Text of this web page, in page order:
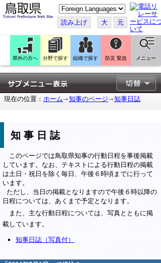
こ
の
ペ
ー
ジ
翻
訳
す
る
読み上げ 大 元
県外の方へ 分野で探す 組織で探す 防災 緊急 メニュー
現在の位置： ホーム 知事のページ 知事日誌
知事日誌
このページでは鳥取県知事の行動日程を事後掲載
しています。なお、テキストによる行動日程の掲載
は土日・祝日を除く毎日、午後６時頃までに行って
います。
ただし、当日の掲載となりますので午後６時以降の
日程については、あくまで予定となります。
また、主な行動日程については、写真とともに掲
載しています。
知事日誌（写真付）